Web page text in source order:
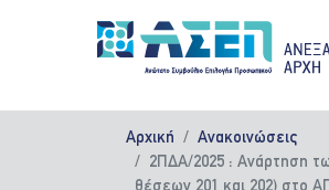
Αρχική
Ανακοινώσεις
2ΠΔΑ/2025 : Ανάρτηση